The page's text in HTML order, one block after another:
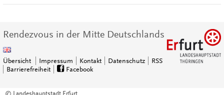
Rendezvous in der Mitte Deutschlands
Übersicht Impressum Kontakt Datenschutz
RSS
Barrierefreiheit
Facebook